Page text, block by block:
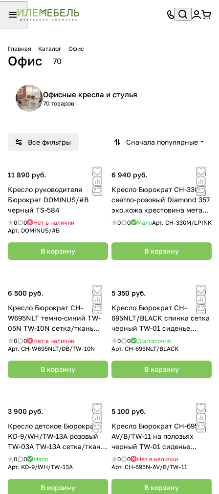
Главная Каталог Офис
Офис 70
Офисные кресла и стулья
70 товаров
Все фильтры Сначала популярные
11 890 руб.
Кресло руководителя
Бюрократ DOMINUS/#B
черный TS-584
0 0
Нет в наличии
Арт. DOMINUS/#B
В корзину
6 940 руб.
Кресло Бюрократ CH-330M
светло-розовый Diamond 357
эко.кожа крестовина металл
CH-330M/LPINK
0 0 МалоАрт. CH-330M/LPINK
В корзину
6 500 руб.
Кресло Бюрократ CH-
W695NLT темно-синий TW-
05N TW-10N сетка/ткань
крестовина пластик пластик
белый CH
0 0
Нет в наличии
Арт. CH-W695NLT/DB/TW-10N
В корзину
5 350 руб.
Кресло Бюрократ CH-
695NLT/BLACK спинка сетка
черный TW-01 сиденье
черный TW-11
0 0
Достаточно
Арт. CH-695NLT/BLACK
В корзину
3 900 руб.
Кресло детское Бюрократ
KD-9/WH/TW-13A розовый
TW-03A TW-13А сетка/ткань
(пластик белый)
0 0
Мало
Арт. KD-9/WH/TW-13A
В корзину
5 100 руб.
Кресло Бюрократ CH-695N-
AV/B/TW-11 на полозьях
черный TW-01 сиденье
черный TW-11
0 0
Нет в наличии
Арт. CH-695N-AV/B/TW-11
В корзину